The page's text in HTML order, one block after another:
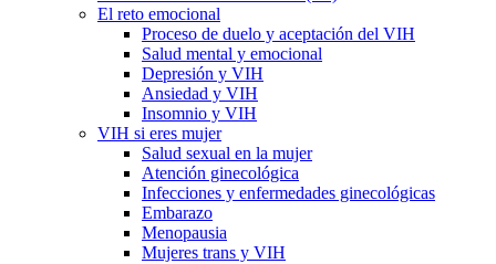
El reto emocional
Proceso de duelo y aceptación del VIH
Salud mental y emocional
Depresión y VIH
Ansiedad y VIH
Insomnio y VIH
VIH si eres mujer
Salud sexual en la mujer
Atención ginecológica
Infecciones y enfermedades ginecológicas
Embarazo
Menopausia
Mujeres trans y VIH